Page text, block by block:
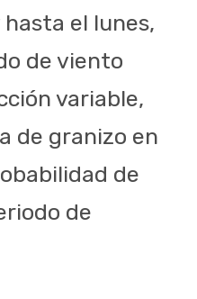
el lunes,
de viento
variable,
de granizo en
de
de